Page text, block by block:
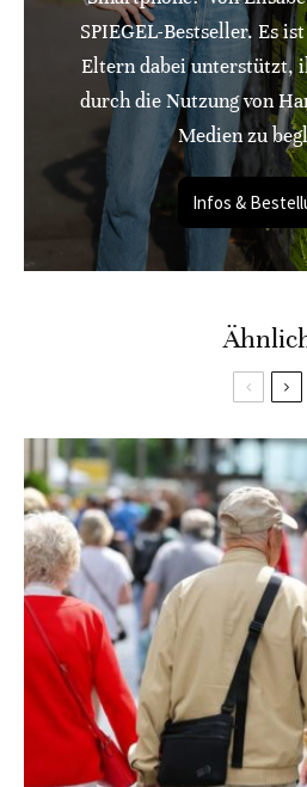
SPIEGEL-Bestseller. Es
Eltern dabei unterstützt,
durch die Nutzung von
Medien zu
Infos &